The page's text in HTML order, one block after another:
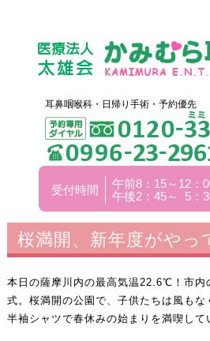
耳鼻咽喉科・日帰り手術・予約優先
受付時間
午前8：15～12：
午後2：45～ 5：
桜満開、新年度がやっ
本日の薩摩川内の最高気温22.6℃！市内
式。桜満開の公園で、子供たちは風もな
半袖シャツで春休みの始まりを満喫して